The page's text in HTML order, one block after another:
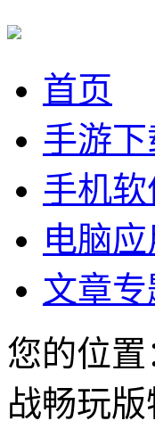
首页
手游下
手机软
电脑应
文章专
您的位置
战畅玩